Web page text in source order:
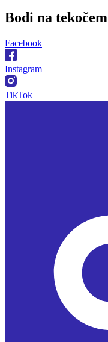
Bodi na tekočem
Facebook
Instagram
TikTok